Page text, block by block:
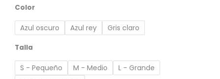
Color
Azul oscuro Azul rey Gris claro
Talla
S - Pequeño M - Medio
L - Grande
Camiseta
Nueva
Generación
cantidad